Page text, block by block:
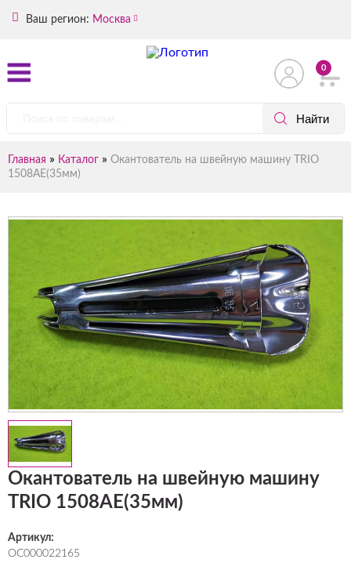
Ваш регион: Москва
0
Главная » Каталог » Окантователь на швейную машину TRIO
1508AE(35мм)
Окантователь на швейную машину
TRIO 1508AE(35мм)
Артикул:
ОС000022165